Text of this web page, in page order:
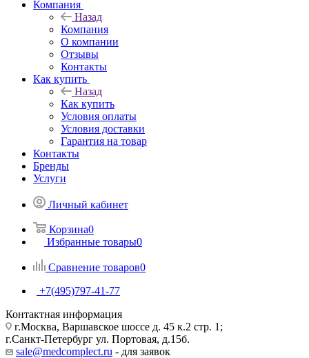
Компания
Назад
Компания
О компании
Отзывы
Контакты
Как купить
Назад
Как купить
Условия оплаты
Условия доставки
Гарантия на товар
Контакты
Бренды
Услуги
Личный кабинет
Корзина0
Избранные товары0
Сравнение товаров0
+7(495)797-41-77
Контактная информация
г.Москва, Варшавское шоссе д. 45 к.2 стр. 1;
г.Санкт-Петербург ул. Портовая, д.15б.
sale@medcomplect.ru - для заявок